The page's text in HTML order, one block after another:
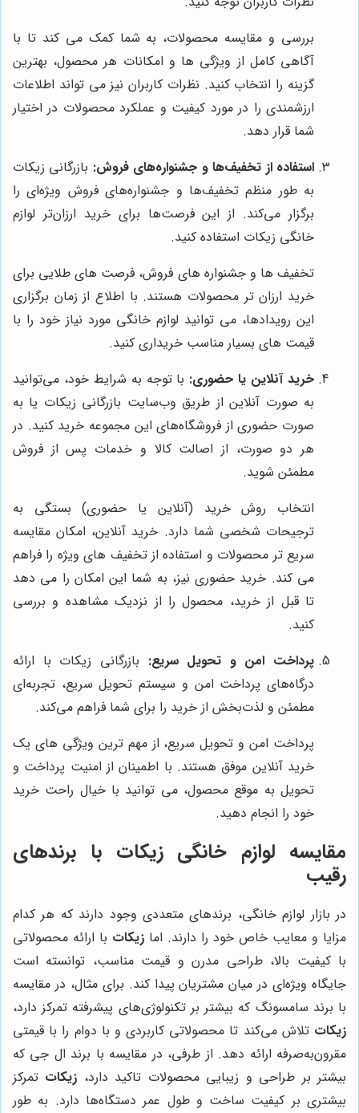
بررسی و مقایسه محصولات، به شما کمک می کند تا با
آگاهی کامل از ویژگی ها و امکانات هر محصول، بهترین
گزینه را انتخاب کنید. نظرات کاربران نیز می تواند اطلاعات
ارزشمندی را در مورد کیفیت و عملکرد محصولات در اختیار
شما قرار دهد.
استفاده از تخفیف‌ها و جشنواره‌های فروش: بازرگانی زیکات
به طور منظم تخفیف‌ها و جشنواره‌های فروش ویژه‌ای را
برگزار می‌کند. از این فرصت‌ها برای خرید ارزان‌تر لوازم
خانگی زیکات استفاده کنید.
تخفیف ها و جشنواره های فروش، فرصت های طلایی برای
خرید ارزان تر محصولات هستند. با اطلاع از زمان برگزاری
این رویدادها، می توانید لوازم خانگی مورد نیاز خود را با
قیمت های بسیار مناسب خریداری کنید.
خرید آنلاین یا حضوری: با توجه به شرایط خود، می‌توانید
به صورت آنلاین از طریق وب‌سایت بازرگانی زیکات یا به
صورت حضوری از فروشگاه‌های این مجموعه خرید کنید. در
هر دو صورت، از اصالت کالا و خدمات پس از فروش
مطمئن شوید.
انتخاب روش خرید (آنلاین یا حضوری) بستگی به
ترجیحات شخصی شما دارد. خرید آنلاین، امکان مقایسه
سریع تر محصولات و استفاده از تخفیف های ویژه را فراهم
می کند. خرید حضوری نیز، به شما این امکان را می دهد
تا قبل از خرید، محصول را از نزدیک مشاهده و بررسی
کنید.
پرداخت امن و تحویل سریع: بازرگانی زیکات با ارائه
درگاه‌های پرداخت امن و سیستم تحویل سریع، تجربه‌ای
مطمئن و لذت‌بخش از خرید را برای شما فراهم می‌کند.
پرداخت امن و تحویل سریع، از مهم ترین ویژگی های یک
خرید آنلاین موفق هستند. با اطمینان از امنیت پرداخت و
تحویل به موقع محصول، می توانید با خیال راحت خرید
خود را انجام دهید.
مقایسه لوازم خانگی زیکات با برندهای
رقیب
در بازار لوازم خانگی، برندهای متعددی وجود دارند که هر کدام
مزایا و معایب خاص خود را دارند. اما زیکات با ارائه محصولاتی
با کیفیت بالا، طراحی مدرن و قیمت مناسب، توانسته است
جایگاه ویژه‌ای در میان مشتریان پیدا کند. برای مثال، در مقایسه
با برند سامسونگ که بیشتر بر تکنولوژی‌های پیشرفته تمرکز دارد،
زیکات تلاش می‌کند تا محصولاتی کاربردی و با دوام را با قیمتی
مقرون‌به‌صرفه ارائه دهد. از طرفی، در مقایسه با برند ال جی که
بیشتر بر طراحی و زیبایی محصولات تاکید دارد، زیکات تمرکز
بیشتری بر کیفیت ساخت و طول عمر دستگاه‌ها دارد. به طور